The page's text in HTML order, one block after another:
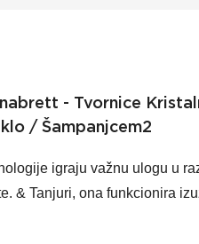
- Tvornice
/ Šampanjcem2
igraju važnu ulogu u
& Tanjuri, ona funkcionira